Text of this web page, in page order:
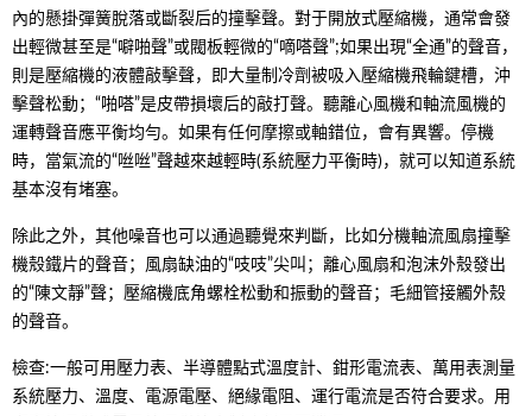
內的懸掛彈簧脫落或斷裂后的撞擊聲。對于開放式壓縮機，通常會發
出輕微甚至是“噼啪聲”或閥板輕微的“嘀嗒聲”;如果出現“全通”的聲音，
則是壓縮機的液體敲擊聲，即大量制冷劑被吸入壓縮機飛輪鍵槽，沖
擊聲松動；“啪嗒”是皮帶損壞后的敲打聲。聽離心風機和軸流風機的
運轉聲音應平衡均勻。如果有任何摩擦或軸錯位，會有異響。停機
時，當氣流的“咝咝”聲越來越輕時(系統壓力平衡時)，就可以知道系統
基本沒有堵塞。
除此之外，其他噪音也可以通過聽覺來判斷，比如分機軸流風扇撞擊
機殼鐵片的聲音；風扇缺油的“吱吱”尖叫；離心風扇和泡沫外殼發出
的“陳文靜”聲；壓縮機底角螺栓松動和振動的聲音；毛細管接觸外殼
的聲音。
檢查:一般可用壓力表、半導體點式溫度計、鉗形電流表、萬用表測量
系統壓力、溫度、電源電壓、絕緣電阻、運行電流是否符合要求。用